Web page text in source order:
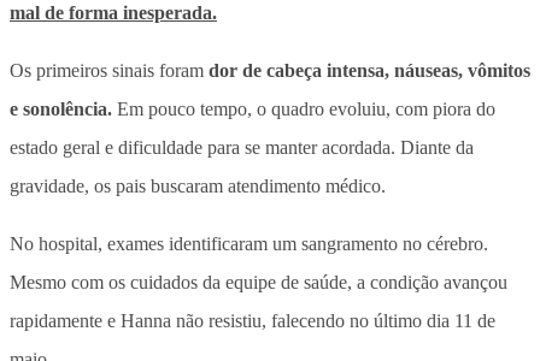
mal de forma inesperada.
Os primeiros sinais foram dor de cabeça intensa, náuseas, vômitos
e sonolência. Em pouco tempo, o quadro evoluiu, com piora do
estado geral e dificuldade para se manter acordada. Diante da
gravidade, os pais buscaram atendimento médico.
No hospital, exames identificaram um sangramento no cérebro.
Mesmo com os cuidados da equipe de saúde, a condição avançou
rapidamente e Hanna não resistiu, falecendo no último dia 11 de